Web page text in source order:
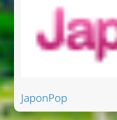
JaponPop